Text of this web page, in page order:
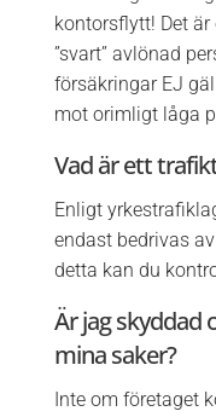
kontorsflytt! Det
”svart” avlönad
försäkringar EJ
mot orimligt låga
Vad är ett
Enligt
endast bedrivas
detta kan du
Är jag skyddad
mina saker?
Inte om företaget